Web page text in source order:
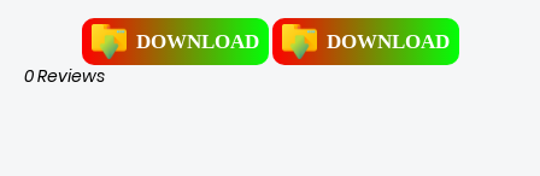
DOWNLOAD DOWNLOAD
0 Reviews